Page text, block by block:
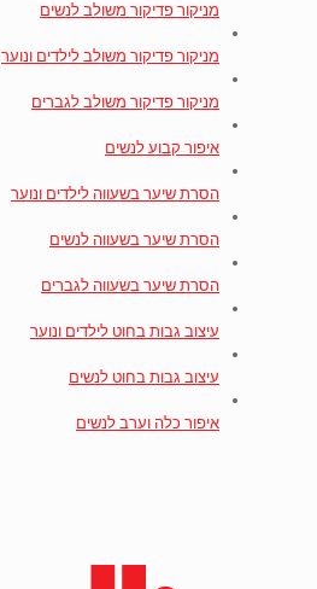
מניקור פדיקור משולב לנשים
מניקור פדיקור משולב לילדים ונוער
מניקור פדיקור משולב לגברים
איפור קבוע לנשים
הסרת שיער בשעווה לילדים ונוער
הסרת שיער בשעווה לנשים
הסרת שיער בשעווה לגברים
עיצוב גבות בחוט לילדים ונוער
עיצוב גבות בחוט לנשים
איפור כלה וערב לנשים